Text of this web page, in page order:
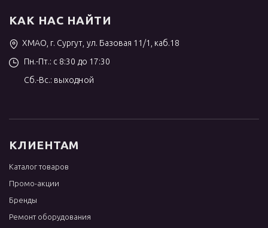
КАК НАС НАЙТИ
ХМАО, г. Сургут, ул. Базовая 11/1, каб.18
Пн.-Пт.: с 8:30 до 17:30
Сб.-Вс.: выходной
КЛИЕНТАМ
Каталог товаров
Промо-акции
Бренды
Ремонт оборудования